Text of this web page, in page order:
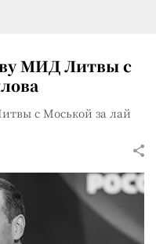
МИД Литвы с
с Моськой за лай